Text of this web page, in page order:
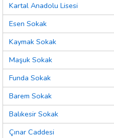
Kartal Anadolu Lisesi
Esen Sokak
Kaymak Sokak
Maşuk Sokak
Funda Sokak
Barem Sokak
Balıkesir Sokak
Çınar Caddesi